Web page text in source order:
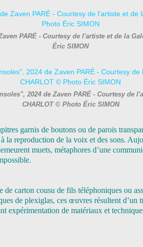
PARÉ - Courtesy de l'artiste et de la
Éric SIMON
2024 de Zaven PARÉ - Courtesy de
CHARLOT © Photo Éric SIMON
garnis de boutons ou de parois
la reproduction de la voix et des sons.
muets, métaphores d’une
de carton cousu de fils téléphoniques ou
de plexiglas, ces œuvres résultent d’un
expérimentation de matériaux et